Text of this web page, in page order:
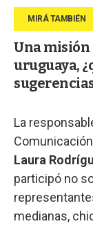
Una misión
uruguaya,
La
Laura
participó no
medianas,